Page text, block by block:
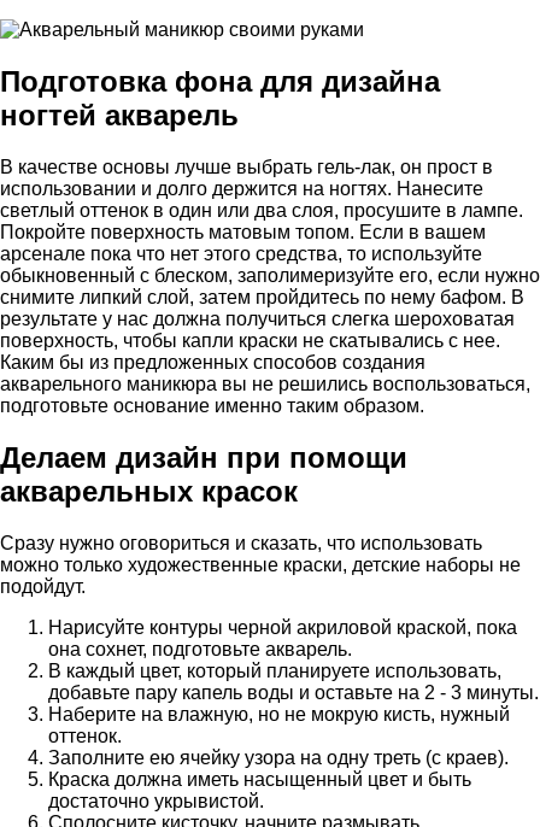
Подготовка фона для дизайна
ногтей акварель
В качестве основы лучше выбрать гель-лак, он прост в
использовании и долго держится на ногтях. Нанесите
светлый оттенок в один или два слоя, просушите в лампе.
Покройте поверхность матовым топом. Если в вашем
арсенале пока что нет этого средства, то используйте
обыкновенный с блеском, заполимеризуйте его, если нужно
снимите липкий слой, затем пройдитесь по нему бафом. В
результате у нас должна получиться слегка шероховатая
поверхность, чтобы капли краски не скатывались с нее.
Каким бы из предложенных способов создания
акварельного маникюра вы не решились воспользоваться,
подготовьте основание именно таким образом.
Делаем дизайн при помощи
акварельных красок
Сразу нужно оговориться и сказать, что использовать
можно только художественные краски, детские наборы не
подойдут.
Нарисуйте контуры черной акриловой краской, пока
она сохнет, подготовьте акварель.
В каждый цвет, который планируете использовать,
добавьте пару капель воды и оставьте на 2 - 3 минуты.
Наберите на влажную, но не мокрую кисть, нужный
оттенок.
Заполните ею ячейку узора на одну треть (с краев).
Краска должна иметь насыщенный цвет и быть
достаточно укрывистой.
Сполосните кисточку, начните размывать